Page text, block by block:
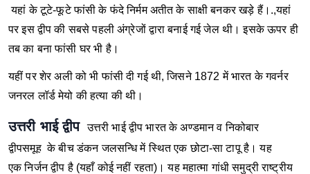
यहां के टूटे-फूटे फांसी के फंदे निर्मम अतीत के साक्षी बनकर खड़े हैं।.,यहां
पर इस द्वीप की सबसे पहली अंग्रेजों द्वारा बनाई गई जेल थी। इसके ऊपर ही
तब का बना फांसी घर भी है।
यहीं पर शेर अली को भी फांसी दी गई थी, जिसने 1872 में भारत के गवर्नर
जनरल लॉर्ड मेयो की हत्या की थी।
उत्तरी भाई द्वीप उत्तरी भाई द्वीप भारत के अण्डमान व निकोबार
द्वीपसमूह के बीच डंकन जलसन्धि में स्थित एक छोटा-सा टापू है। यह
एक निर्जन द्वीप है (यहाँ कोई नहीं रहता)। यह महात्मा गांधी समुद्री राष्ट्रीय